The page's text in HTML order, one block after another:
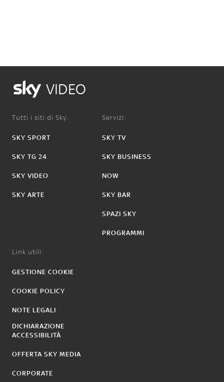
VIDEO
Tutti i siti di Sky:
SKY SPORT
SKY TG 24
SKY VIDEO
SKY ARTE
Servizi:
SKY TV
SKY BUSINESS
NOW
SKY BAR
SPAZI SKY
PROGRAMMI
Link utili:
GESTIONE COOKIE
COOKIE POLICY
NOTE LEGALI
DICHIARAZIONE
ACCESSIBILITÀ
OFFERTA SKY MEDIA
CORPORATE